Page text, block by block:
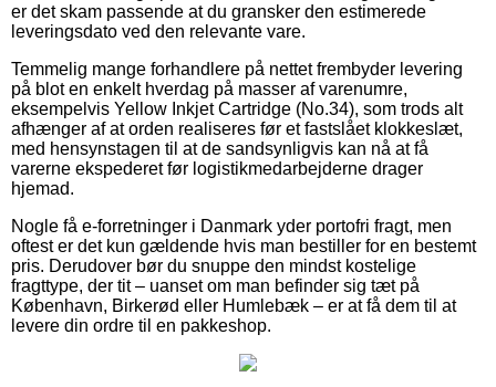
er det skam passende at du gransker den estimerede
leveringsdato ved den relevante vare.
Temmelig mange forhandlere på nettet frembyder levering
på blot en enkelt hverdag på masser af varenumre,
eksempelvis Yellow Inkjet Cartridge (No.34), som trods alt
afhænger af at orden realiseres før et fastslået klokkeslæt,
med hensynstagen til at de sandsynligvis kan nå at få
varerne ekspederet før logistikmedarbejderne drager
hjemad.
Nogle få e-forretninger i Danmark yder portofri fragt, men
oftest er det kun gældende hvis man bestiller for en bestemt
pris. Derudover bør du snuppe den mindst kostelige
fragttype, der tit – uanset om man befinder sig tæt på
København, Birkerød eller Humlebæk – er at få dem til at
levere din ordre til en pakkeshop.